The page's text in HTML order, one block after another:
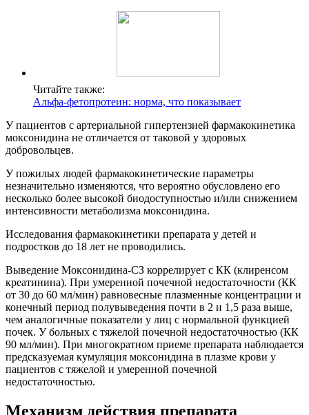
Читайте также:
Альфа-фетопротеин: норма, что показывает
У пациентов с артериальной гипертензией фармакокинетика
моксонидина не отличается от таковой у здоровых
добровольцев.
У пожилых людей фармакокинетические параметры
незначительно изменяются, что вероятно обусловлено его
несколько более высокой биодоступностью и/или снижением
интенсивности метаболизма моксонидина.
Исследования фармакокинетики препарата у детей и
подростков до 18 лет не проводились.
Выведение Моксонидина-СЗ коррелирует с КК (клиренсом
креатинина). При умеренной почечной недостаточности (КК
от 30 до 60 мл/мин) равновесные плазменные концентрации и
конечный период полувыведения почти в 2 и 1,5 раза выше,
чем аналогичные показатели у лиц с нормальной функцией
почек. У больных с тяжелой почечной недостаточностью (КК
90 мл/мин). При многократном приеме препарата наблюдается
предсказуемая кумуляция моксонидина в плазме крови у
пациентов с тяжелой и умеренной почечной
недостаточностью.
Механизм действия препарата